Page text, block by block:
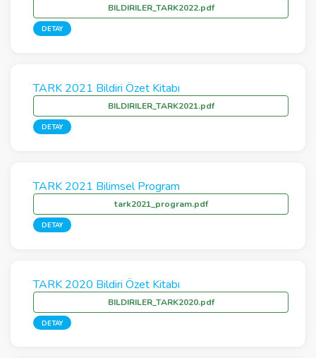
BILDIRILER_TARK2022.pdf
DETAY
TARK 2021 Bildiri Özet Kitabı
BILDIRILER_TARK2021.pdf
DETAY
TARK 2021 Bilimsel Program
tark2021_program.pdf
DETAY
TARK 2020 Bildiri Özet Kitabı
BILDIRILER_TARK2020.pdf
DETAY